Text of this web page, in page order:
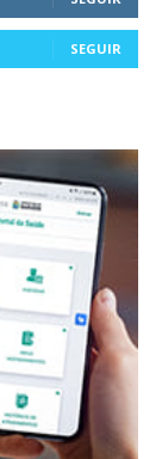
SEGUIR